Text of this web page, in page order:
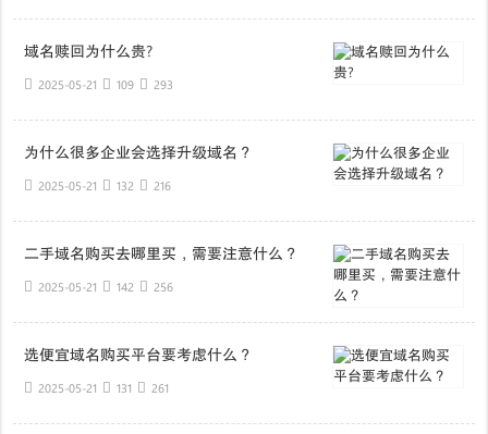
域名赎回为什么贵?
2025-05-21 109 293
为什么很多企业会选择升级域名？
2025-05-21 132 216
二手域名购买去哪里买，需要注意什么？
2025-05-21 142 256
选便宜域名购买平台要考虑什么？
2025-05-21 131 261